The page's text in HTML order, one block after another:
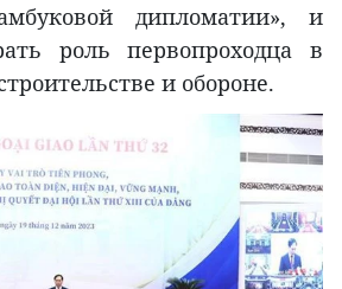
дипломатии», и
роль первопроходца в
и обороне.